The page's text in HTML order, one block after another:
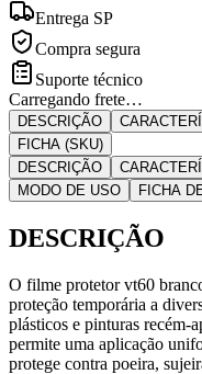
Entrega SP
Compra segura
Suporte técnico
Carregando frete…
DESCRIÇÃO
FICHA (SKU)
DESCRIÇÃO
MODO DE USO
FICHA
DESCRIÇÃO
O filme protetor vt60
proteção temporária a
plásticos e pinturas recém-
permite uma aplicação
protege contra poeira,